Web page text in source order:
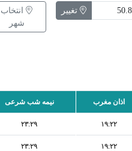
23:30
تغییر
انتخاب
شهر
اذان مغرب نیمه شب شرعی
۱۹:۲۲ ۲۳:۲۹
۱۹:۲۲ ۲۳:۲۹